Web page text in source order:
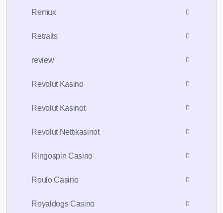
Remux
Retraits
review
Revolut Kasino
Revolut Kasinot
Revolut Nettikasinot
Ringospin Casino
Roulo Casino
Royaldogs Casino